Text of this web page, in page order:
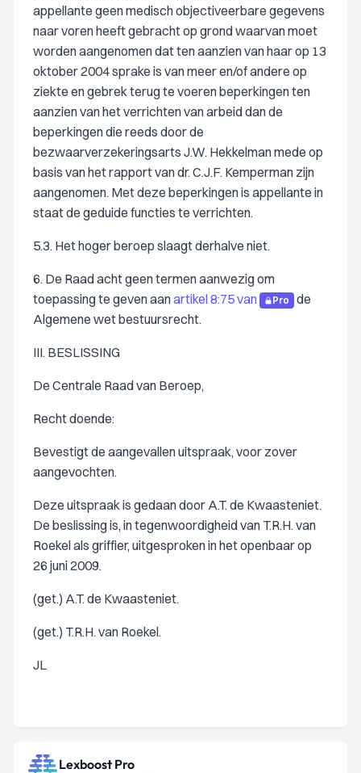
appellante geen medisch objectiveerbare gegevens
naar voren heeft gebracht op grond waarvan moet
worden aangenomen dat ten aanzien van haar op 13
oktober 2004 sprake is van meer en/of andere op
ziekte en gebrek terug te voeren beperkingen ten
aanzien van het verrichten van arbeid dan de
beperkingen die reeds door de
bezwaarverzekeringsarts J.W. Hekkelman mede op
basis van het rapport van dr. C.J.F. Kemperman zijn
aangenomen. Met deze beperkingen is appellante in
staat de geduide functies te verrichten.
5.3. Het hoger beroep slaagt derhalve niet.
6. De Raad acht geen termen aanwezig om
toepassing te geven aanartikel 8:75 van Pro
de
Algemene wet bestuursrecht.
III. BESLISSING
De Centrale Raad van Beroep,
Recht doende:
Bevestigt de aangevallen uitspraak, voor zover
aangevochten.
Deze uitspraak is gedaan door A.T. de Kwaasteniet.
De beslissing is, in tegenwoordigheid van T.R.H. van
Roekel als griffier, uitgesproken in het openbaar op
26 juni 2009.
(get.) A.T. de Kwaasteniet.
(get.) T.R.H. van Roekel.
JL
Lexboost Pro